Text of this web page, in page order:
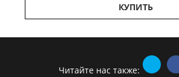
КУПИТЬ
Читайте нас также: